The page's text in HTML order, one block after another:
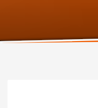
Martedi:9am – 6pm